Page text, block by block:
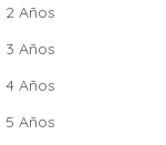
2 Años
3 Años
4 Años
5 Años